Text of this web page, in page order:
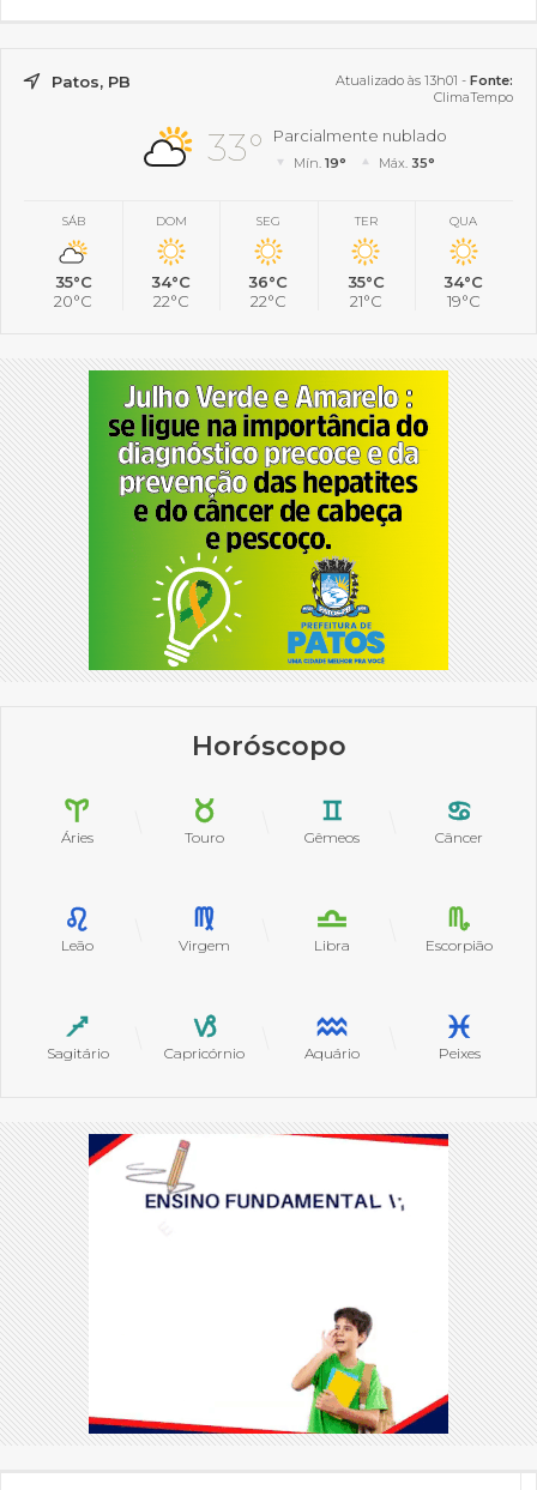
Patos, PB Atualizado às 13h01 - Fonte:
ClimaTempo
33° Parcialmente nublado
Mín.19° Máx. 35°
SÁB
35°C
20°C
DOM
34°C
22°C
SEG
36°C
22°C
TER
35°C
21°C
QUA
34°C
19°C
Horóscopo
Áries Touro Gêmeos Câncer
Leão Virgem Libra Escorpião
Sagitário Capricórnio Aquário Peixes